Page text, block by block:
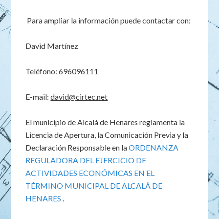
Para ampliar la información puede contactar con:
David Martínez
Teléfono: 696096111
E-mail:david@cirtec.net
El municipio de Alcalá de Henares reglamenta la
Licencia de Apertura, la Comunicación Previa y la
Declaración Responsable en laORDENANZA
REGULADORA DEL EJERCICIO DE
ACTIVIDADES ECONÓMICAS EN EL
TÉRMINO MUNICIPAL DE ALCALÁ DE
HENARES.